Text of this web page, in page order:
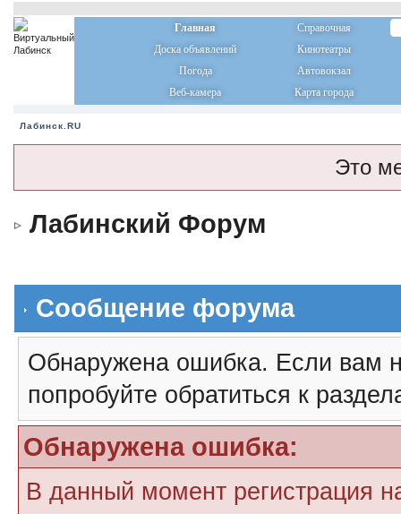
Главная
Справочная
Доска объявлений
Кинотеатры
Погода
Автовокзал
Веб-камера
Карта города
Лабинск.RU
Это
Лабинский Форум
Сообщение форума
Обнаружена ошибка. Если вам
попробуйте обратиться к
Обнаружена ошибка:
В данный момент регистрация